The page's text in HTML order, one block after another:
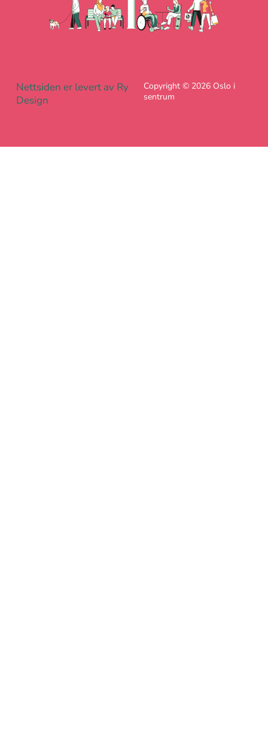
Nettsiden er levert av Ry
Design
Copyright © 2026 Oslo i
sentrum